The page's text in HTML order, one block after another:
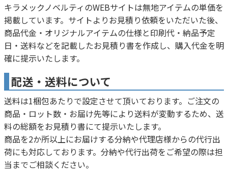
キラメックノベルティのWEBサイトは無地アイテムの単価を
掲載しています。サイトよりお見積り依頼をいただいた後、
商品代金・オリジナルアイテムの仕様と印刷代・納品予定
日・送料などを記載したお見積り書を作成し、購入代金を明
確に提示いたします。
配送・送料について
送料は1梱包あたりで設定させて頂いております。ご注文の
商品・ロット数・お届け先等により送料が変動するため、送
料の総額をお見積り書にて提示いたします。
商品を2か所以上にお届けする分納や代理店様からの代行出
荷にも対応しております。分納や代行出荷をご希望の際は担
当までご相談ください。